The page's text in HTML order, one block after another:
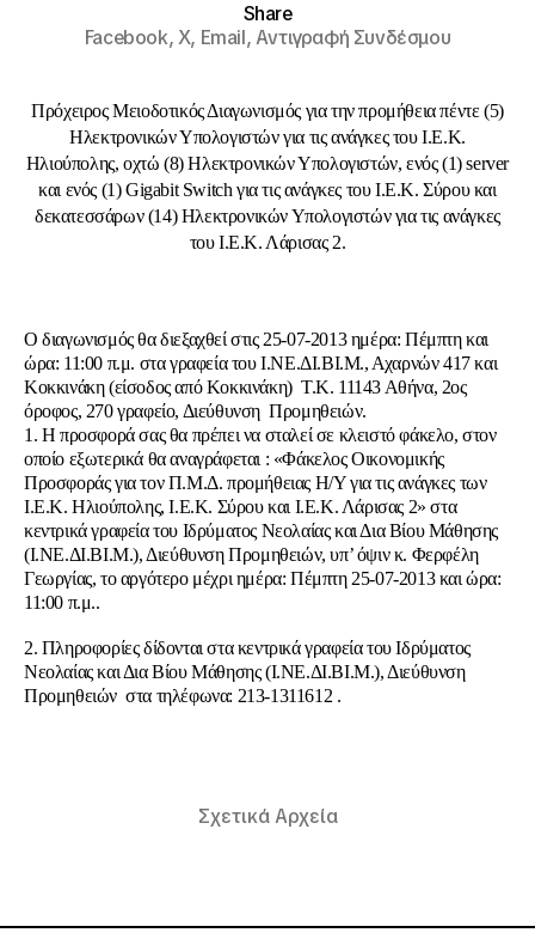
Share
Facebook,X, Email,Αντιγραφή Συνδέσμου
Πρόχειρος Μειοδοτικός Διαγωνισμός για την προμήθεια πέντε (5)
Ηλεκτρονικών Υπολογιστών για τις ανάγκες του Ι.Ε.Κ.
Ηλιούπολης, οχτώ (8) Ηλεκτρονικών Υπολογιστών, ενός (1) server
και ενός (1) Gigabit Switch για τις ανάγκες του Ι.Ε.Κ. Σύρου και
δεκατεσσάρων (14) Ηλεκτρονικών Υπολογιστών για τις ανάγκες
του Ι.Ε.Κ. Λάρισας 2.
Ο διαγωνισμός θα διεξαχθεί στις 25-07-2013 ημέρα: Πέμπτη και
ώρα: 11:00 π.μ. στα γραφεία του Ι.ΝΕ.ΔΙ.ΒΙ.Μ., Αχαρνών 417 και
Κοκκινάκη (είσοδος από Κοκκινάκη) Τ.Κ. 11143 Αθήνα, 2ος
όροφος, 270 γραφείο, Διεύθυνση Προμηθειών.
1. Η προσφορά σας θα πρέπει να σταλεί σε κλειστό φάκελο, στον
οποίο εξωτερικά θα αναγράφεται : «Φάκελος Οικονομικής
Προσφοράς για τον Π.Μ.Δ. προμήθειας Η/Υ για τις ανάγκες των
Ι.Ε.Κ. Ηλιούπολης, Ι.Ε.Κ. Σύρου και Ι.Ε.Κ. Λάρισας 2» στα
κεντρικά γραφεία του Ιδρύματος Νεολαίας και Δια Βίου Μάθησης
(Ι.ΝΕ.ΔΙ.ΒΙ.Μ.), Διεύθυνση Προμηθειών, υπ’ όψιν κ. Φερφέλη
Γεωργίας, το αργότερο μέχρι ημέρα: Πέμπτη 25-07-2013 και ώρα:
11:00 π.μ..
2. Πληροφορίες δίδονται στα κεντρικά γραφεία του Ιδρύματος
Νεολαίας και Δια Βίου Μάθησης (Ι.ΝΕ.ΔΙ.ΒΙ.Μ.), Διεύθυνση
Προμηθειών στα τηλέφωνα: 213-1311612 .
Σχετικά Αρχεία